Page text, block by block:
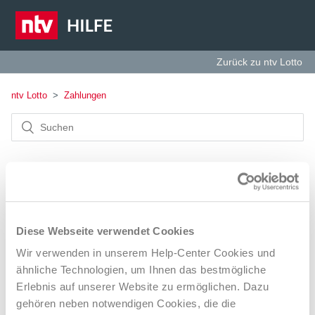
Diese Webseite verwendet Cookies
Wir verwenden in unserem Help-Center Cookies und
ähnliche Technologien, um Ihnen das bestmögliche
Erlebnis auf unserer Website zu ermöglichen. Dazu
gehören neben notwendigen Cookies, die die
Zurück zu ntv Lotto
ntv Lotto Zahlungen
Wie lange dauert eine Auszahlung?